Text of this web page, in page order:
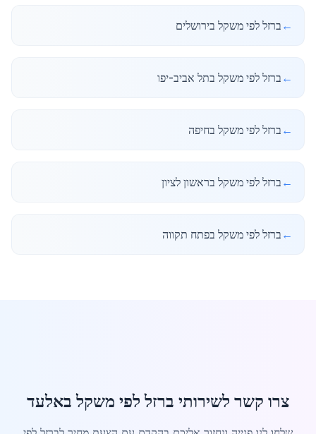
← ברזל לפי משקל בירושלים
← ברזל לפי משקל בתל אביב-יפו
← ברזל לפי משקל בחיפה
← ברזל לפי משקל בראשון לציון
← ברזל לפי משקל בפתח תקווה
צרו קשר לשירותי ברזל לפי משקל באלעד